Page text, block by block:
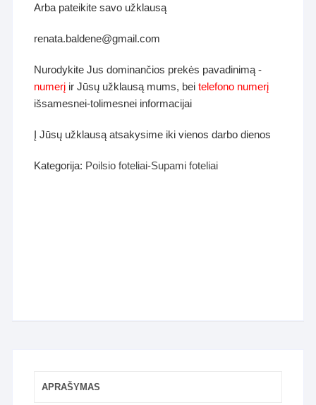
Arba pateikite savo užklausą
renata.baldene@gmail.com
Nurodykite Jus dominančios prekės pavadinimą -
numerį ir Jūsų užklausą mums, beitelefono numerį
išsamesnei-tolimesnei informacijai
Į Jūsų užklausą atsakysime iki vienos darbo dienos
Kategorija: Poilsio foteliai-Supami foteliai
APRAŠYMAS